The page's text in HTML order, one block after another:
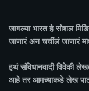
जागल्या भारतहे सोशल
जाणारं अन चर्चीलं जाणारं
इथं संविधानवादी विवेकी
आहे तर आमच्याकडे लेख